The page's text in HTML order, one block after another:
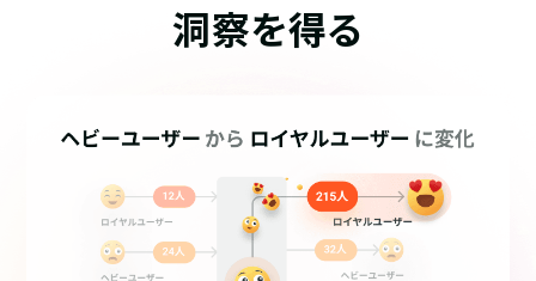
洞察を得る